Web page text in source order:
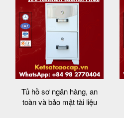
Tủ hồ sơ ngân hàng, an
toàn và bảo mật tài liệu